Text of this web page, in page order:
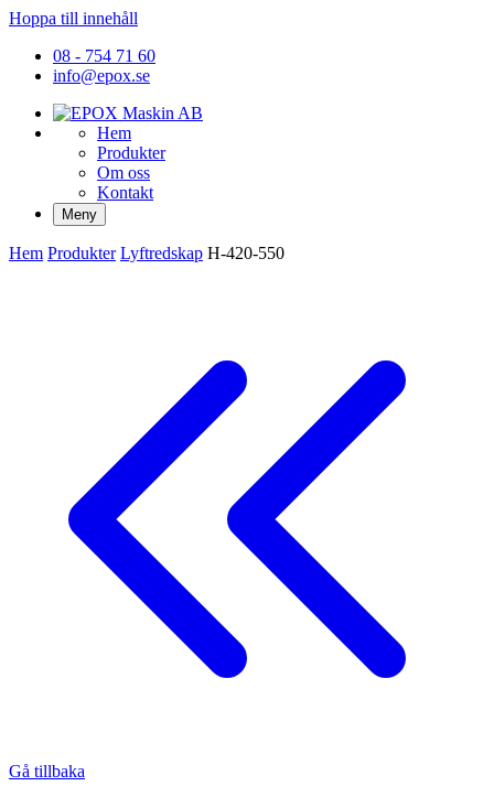
Hoppa till innehåll
08 - 754 71 60
info@epox.se
Hem
Produkter
Om oss
Kontakt
Meny
Hem Produkter Lyftredskap H-420-550
Gå tillbaka